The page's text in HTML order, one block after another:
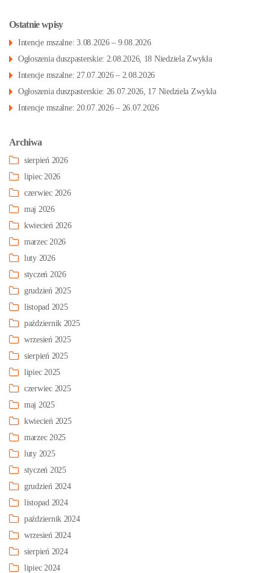
Ostatnie wpisy
Intencje mszalne: 3.08.2026 – 9.08.2026
Ogłoszenia duszpasterskie: 2.08.2026, 18 Niedziela Zwykła
Intencje mszalne: 27.07.2026 – 2.08.2026
Ogłoszenia duszpasterskie: 26.07.2026, 17 Niedziela Zwykła
Intencje mszalne: 20.07.2026 – 26.07.2026
Archiwa
sierpień 2026
lipiec 2026
czerwiec 2026
maj 2026
kwiecień 2026
marzec 2026
luty 2026
styczeń 2026
grudzień 2025
listopad 2025
październik 2025
wrzesień 2025
sierpień 2025
lipiec 2025
czerwiec 2025
maj 2025
kwiecień 2025
marzec 2025
luty 2025
styczeń 2025
grudzień 2024
listopad 2024
październik 2024
wrzesień 2024
sierpień 2024
lipiec 2024